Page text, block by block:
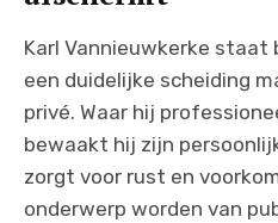
Karl Vannieuwkerke staat
een duidelijke scheiding
privé. Waar hij
bewaakt hij zijn
zorgt voor rust en
onderwerp worden van